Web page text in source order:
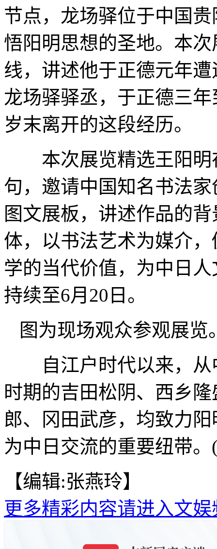
节点，龙场驿位于中国
悟阳明思想的圣地。本
线，讲述他于正德元年
龙场驿驿丞，于正德三
岁末离开的这段经历。
本次展览精选王阳明
句，邀请中国知名书法
图文展板，讲述作品的
体，以书法艺术为媒介
学的当代价值，为中日
持续至6月20日。
图为现场观众参观展览
自江户时代以来，从
时期的吉田松阴、西乡
郎、冈田武彦，均致力
为中日交流的重要纽带。
【编辑:张燕玲】
更多精彩内容请进入文娱